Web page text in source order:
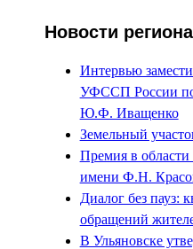
Новости региона
Интервью
УФССП России по
Ю.Ф. Иващенко
Земельный
Премия в области
имени Ф.Н.
Диалог без пауз:
обращений
В Ульяновске